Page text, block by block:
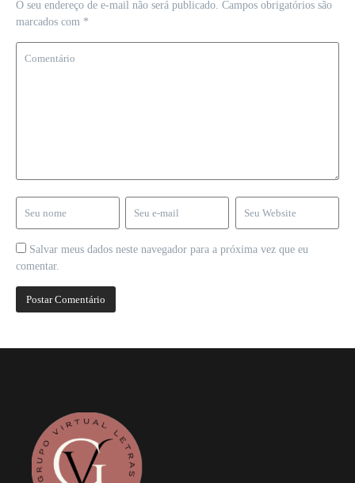
O seu endereço de e-mail não será publicado. Campos obrigatórios são
marcados com *
Salvar meus dados neste navegador para a próxima vez que eu
comentar.